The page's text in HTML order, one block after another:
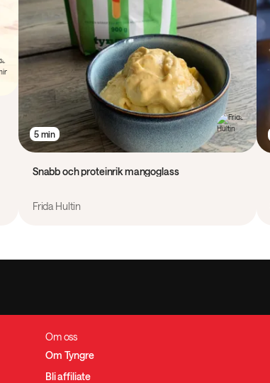
5 min
Snabb och proteinrik mangoglass
Frida Hultin
Om oss
Om Tyngre
Bli affiliate